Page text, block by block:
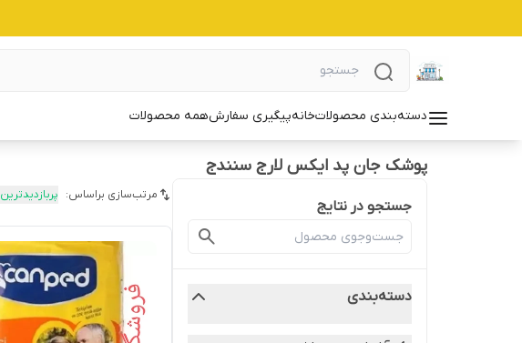
دسته‌بندی محصولاتخانهپیگیری سفارشهمه محصولات
پوشک جان پد ایکس لارج سنندج
جستجو در نتایج
دسته‌بندی
مرتب‌سازی براساس: پربازدیدترین